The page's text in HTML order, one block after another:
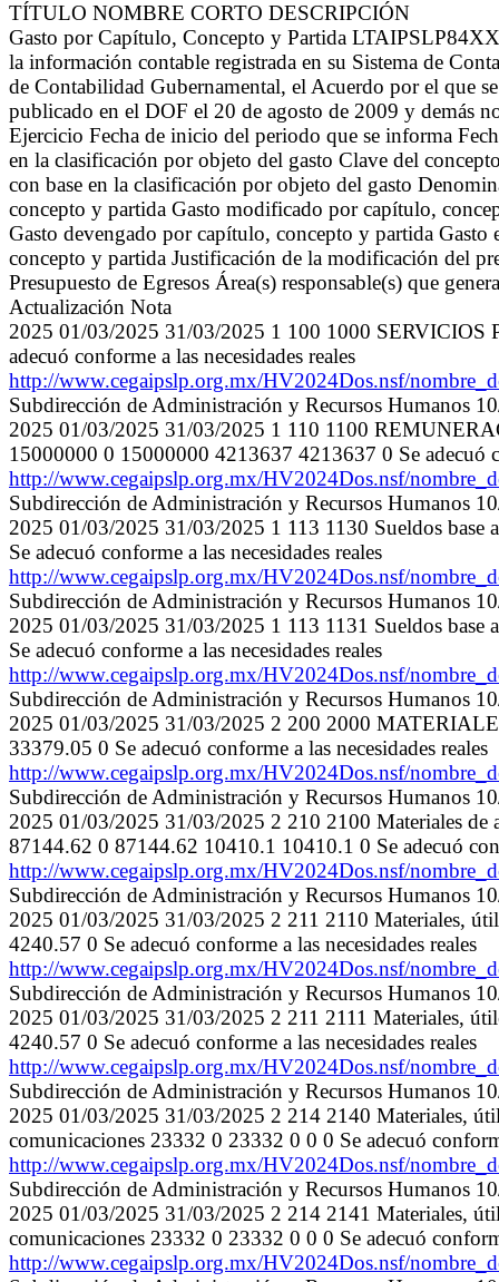
TÍTULO NOMBRE CORTO DESCRIPCIÓN
Gasto por Capítulo, Concepto y Partida
la información contable registrada en su Sistema de
de Contabilidad Gubernamental, el Acuerdo por el que
publicado en el DOF el 20 de agosto de 2009 y demás
Ejercicio Fecha de inicio del periodo que se informa
en la clasificación por objeto del gasto Clave del
con base en la clasificación por objeto del gasto
concepto y partida Gasto modificado por capítulo,
Gasto devengado por capítulo, concepto y partida
concepto y partida Justificación de la modificación del
Presupuesto de Egresos Área(s) responsable(s) que
Actualización Nota
2025 01/03/2025 31/03/2025 1 100 1000
adecuó conforme a las necesidades reales
http://www.cegaipslp.org.mx/HV2024Dos.nsf/
Subdirección de Administración y Recursos Humanos
2025 01/03/2025 31/03/2025 1 110 1100
15000000 0 15000000 4213637 4213637 0 Se adecuó
http://www.cegaipslp.org.mx/HV2024Dos.nsf/
Subdirección de Administración y Recursos Humanos
2025 01/03/2025 31/03/2025 1 113 1130 Sueldos
Se adecuó conforme a las necesidades reales
http://www.cegaipslp.org.mx/HV2024Dos.nsf/
Subdirección de Administración y Recursos Humanos
2025 01/03/2025 31/03/2025 1 113 1131 Sueldos
Se adecuó conforme a las necesidades reales
http://www.cegaipslp.org.mx/HV2024Dos.nsf/
Subdirección de Administración y Recursos Humanos
2025 01/03/2025 31/03/2025 2 200 2000
33379.05 0 Se adecuó conforme a las necesidades reales
http://www.cegaipslp.org.mx/HV2024Dos.nsf/
Subdirección de Administración y Recursos Humanos
2025 01/03/2025 31/03/2025 2 210 2100 Materiales de
87144.62 0 87144.62 10410.1 10410.1 0 Se adecuó
http://www.cegaipslp.org.mx/HV2024Dos.nsf/
Subdirección de Administración y Recursos Humanos
2025 01/03/2025 31/03/2025 2 211 2110 Materiales,
4240.57 0 Se adecuó conforme a las necesidades reales
http://www.cegaipslp.org.mx/HV2024Dos.nsf/
Subdirección de Administración y Recursos Humanos
2025 01/03/2025 31/03/2025 2 211 2111 Materiales,
4240.57 0 Se adecuó conforme a las necesidades reales
http://www.cegaipslp.org.mx/HV2024Dos.nsf/
Subdirección de Administración y Recursos Humanos
2025 01/03/2025 31/03/2025 2 214 2140 Materiales,
comunicaciones 23332 0 23332 0 0 0 Se adecuó
http://www.cegaipslp.org.mx/HV2024Dos.nsf/
Subdirección de Administración y Recursos Humanos
2025 01/03/2025 31/03/2025 2 214 2141 Materiales,
comunicaciones 23332 0 23332 0 0 0 Se adecuó
http://www.cegaipslp.org.mx/HV2024Dos.nsf/